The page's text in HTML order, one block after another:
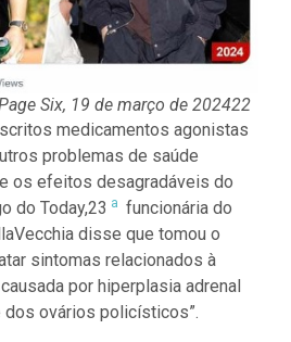
Six, 19 de março de 202422
medicamentos agonistas
problemas de saúde
os efeitos desagradáveis do
do Today,23 a funcionária do
disse que tomou o
sintomas relacionados à
por hiperplasia adrenal
ovários policísticos”.